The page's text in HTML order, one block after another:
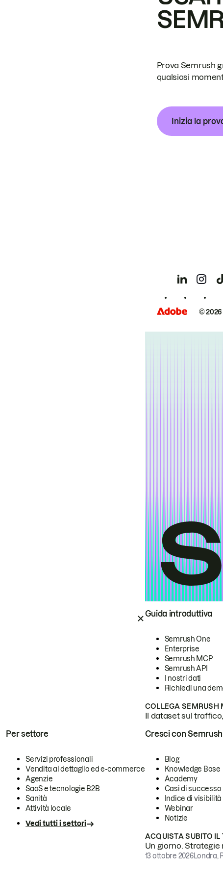
Guida introduttiva
Semrush One
Enterprise
Semrush MCP
Semrush API
I nostri dati
Richiedi una
COLLEGA SEMRUSH
Il dataset sul
Per settore
Servizi professionali
Vendita al dettaglio ed e-commerce
Agenzie
SaaS e tecnologie B2B
Sanità
Attività locale
Vedi tutti i settori
Cresci con Semrush
Blog
Knowledge Base
Academy
Casi di successo
Indice di visibilità
Webinar
Notizie
ACQUISTA SUBITO IL
Un giorno.
13 ottobre 2026Londra,
Prova Semrush
qualsiasi
Inizia la
©